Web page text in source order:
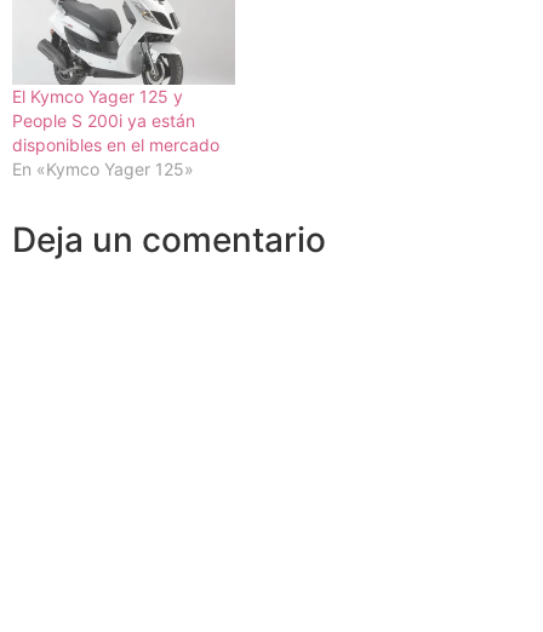
El Kymco Yager 125 y
People S 200i ya están
disponibles en el mercado
En «Kymco Yager 125»
Deja un comentario